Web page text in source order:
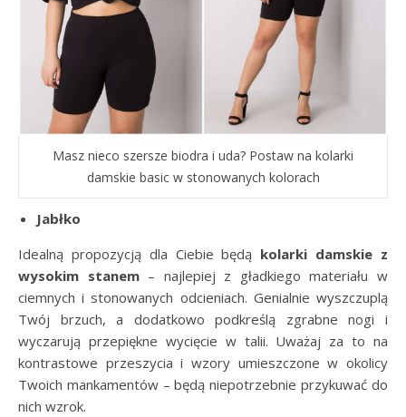
Masz nieco szersze biodra i uda? Postaw na kolarki
damskie basic w stonowanych kolorach
Jabłko
Idealną propozycją dla Ciebie będą kolarki damskie z
wysokim stanem– najlepiej z gładkiego materiału w
ciemnych i stonowanych odcieniach. Genialnie wyszczuplą
Twój brzuch, a dodatkowo podkreślą zgrabne nogi i
wyczarują przepiękne wycięcie w talii. Uważaj za to na
kontrastowe przeszycia i wzory umieszczone w okolicy
Twoich mankamentów – będą niepotrzebnie przykuwać do
nich wzrok.